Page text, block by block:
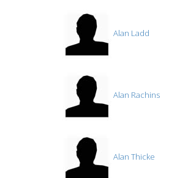
Alan Ladd
Alan Rachins
Alan Thicke